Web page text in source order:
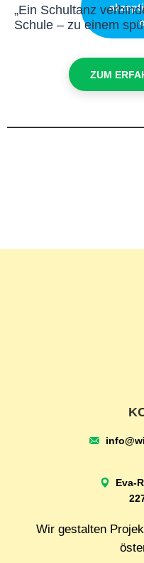
„Ein Schultanz
Schule – zu einem
ZUM
Eva-
Wir gestalten